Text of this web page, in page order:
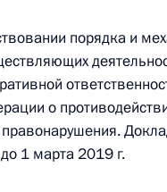
г. № 266-ФЗ
Российской Федерации
порядка и
о
1 марта 2019 г.